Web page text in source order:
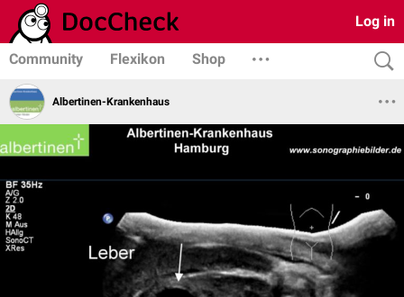
Log in
Community Flexikon Shop
Albertinen-Krankenhaus